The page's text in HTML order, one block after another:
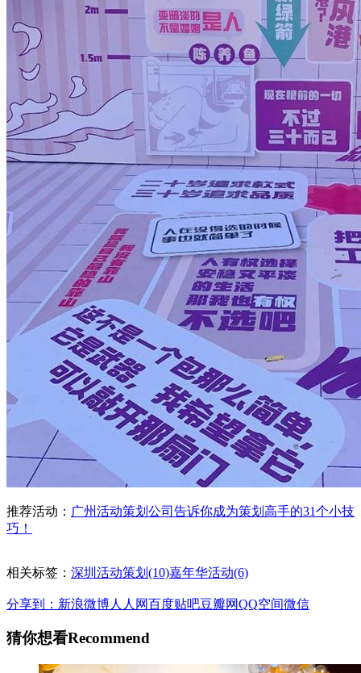
推荐活动： 广州活动策划公司告诉你成为策划高手的31个小技
巧！
相关标签： 深圳活动策划(10)嘉年华活动(6)
分享到： 新浪微博人人网百度贴吧豆瓣网QQ空间微信
猜你想看Recommend